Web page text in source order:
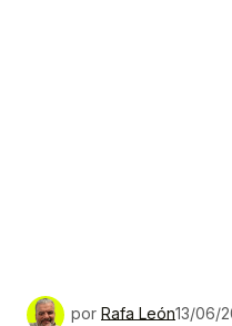
por Rafa León13/06/